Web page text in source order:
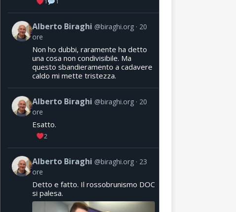
Alberto Biraghi @biraghi.org
20
ore
Non ho dubbi, raramente ha detto
una cosa non condivisibile. Ma
questo sbandieramento a cadavere
caldo mi mette tristezza.
Alberto Biraghi @biraghi.org
20
ore
Esatto.
2
Alberto Biraghi @biraghi.org
23
ore
Detto e fatto. Il rossobrunismo DOC
si palesa.